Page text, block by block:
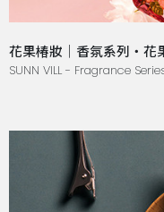
花果椿妝｜香氛系列・花
SUNN VILL - Fragrance